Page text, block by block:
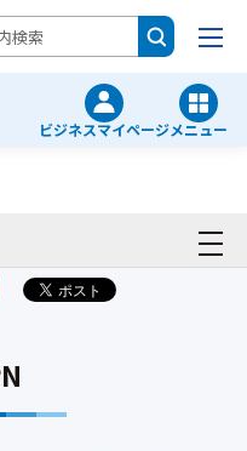
ビジネスマイページメニュー